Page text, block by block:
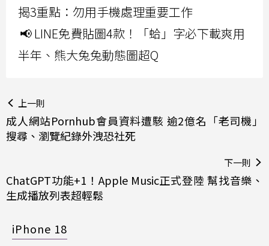
揭3重點：勿用手機處理重要工作
📢 LINE免費貼圖4款！「蛤」字必下載爽用
半年、熊大兔兔動態圖超Q
上一則
成人網站Pornhub會員資料遭駭 逾2億名「老司機」
搜尋、瀏覽紀錄外洩恐社死
下一則
ChatGPT功能+1！Apple Music正式登陸 幫找音樂、
生成播放列表超輕鬆
iPhone 18